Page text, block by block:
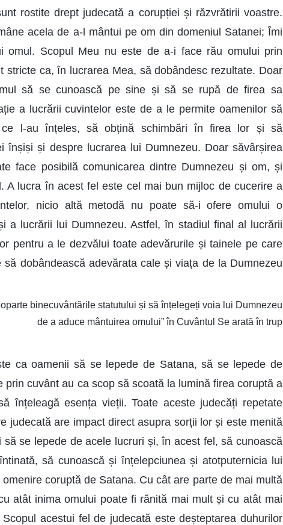
rostite drept judecată a corupției și răzvrătirii voastre.
acela de a-l mântui pe om din domeniul Satanei; Îmi
omul. Scopul Meu nu este de a-i face rău omului prin
stricte ca, în lucrarea Mea, să dobândesc rezultate. Doar
să se cunoască pe sine și să se rupă de firea sa
a lucrării cuvintelor este de a le permite oamenilor să
l-au înțeles, să obțină schimbări în firea lor și să
înșiși și despre lucrarea lui Dumnezeu. Doar săvârșirea
face posibilă comunicarea dintre Dumnezeu și om, și
A lucra în acest fel este cel mai bun mijloc de cucerire a
nicio altă metodă nu poate să-i ofere omului o
a lucrării lui Dumnezeu. Astfel, în stadiul final al lucrării
pentru a le dezvălui toate adevărurile și tainele pe care
dobândească adevărata cale și viața de la Dumnezeu
binecuvântările statutului și să înțelegeți voia lui Dumnezeu
de a aduce mântuirea omului” în Cuvântul Se arată în trup
ca oamenii să se lepede de Satana, să se lepede de
prin cuvânt au ca scop să scoată la lumină firea coruptă a
înțeleagă esența vieții. Toate aceste judecăți repetate
judecată are impact direct asupra sorții lor și este menită
se lepede de acele lucruri și, în acest fel, să cunoască
să cunoască și înțelepciunea și atotputernicia lui
coruptă de Satana. Cu cât are parte de mai multă
atât inima omului poate fi rănită mai mult și cu atât mai
acestui fel de judecată este deșteptarea duhurilor